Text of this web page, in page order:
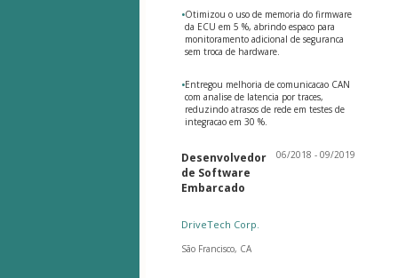
•Otimizou o uso de memoria do firmware
da ECU em 5 %, abrindo espaco para
monitoramento adicional de seguranca
sem troca de hardware.
•Entregou melhoria de comunicacao CAN
com analise de latencia por traces,
reduzindo atrasos de rede em testes de
integracao em 30 %.
Desenvolvedor
de Software
Embarcado
06/2018 - 09/2019
DriveTech Corp.
São Francisco, CA